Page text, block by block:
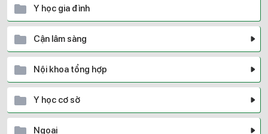
Y học gia đình
Cận lâm sàng
Nội khoa tổng hợp
Y học cơ sở
Ngoại